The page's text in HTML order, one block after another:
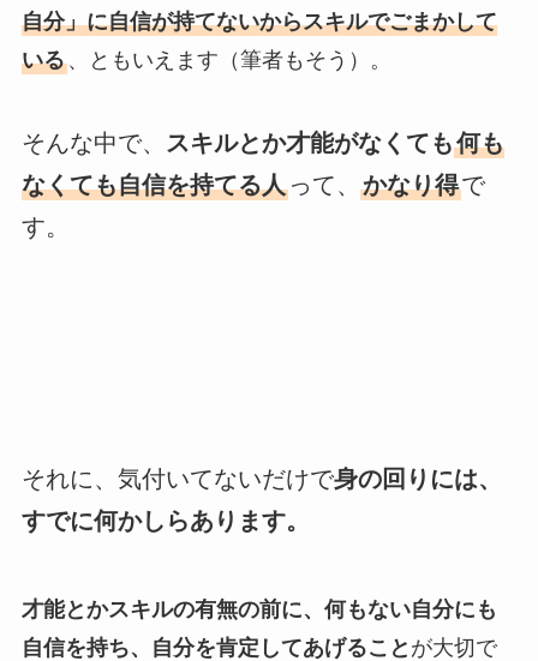
自分」に自信が持てないからスキルでごまかして
いる、ともいえます（筆者もそう）。
そんな中で、 スキルとか才能がなくても何も
なくても自信を持てる人って、 かなり得で
す。
それに、気付いてないだけで身の回りには、
すでに何かしらあります。
才能とかスキルの有無の前に、何もない自分にも
自信を持ち、自分を肯定してあげること が大切で